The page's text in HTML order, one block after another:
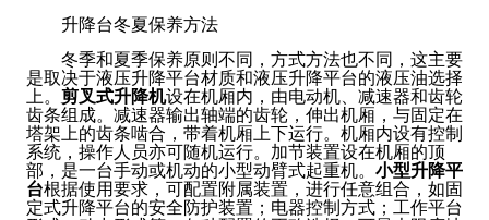
升降台冬夏保养方法
冬季和夏季保养原则不同，方式方法也不同，这主要
是取决于液压升降平台材质和液压升降平台的液压油选择
上。 剪叉式升降机设在机厢内，由电动机、减速器和齿轮
齿条组成。减速器输出轴端的齿轮，伸出机厢，与固定在
塔架上的齿条啮合，带着机厢上下运行。机厢内设有控制
系统，操作人员亦可随机运行。加节装置设在机厢的顶
部，是一台手动或机动的小型动臂式起重机。 小型升降平
台根据使用要求，可配置附属装置，进行任意组合，如固
定式升降平台的安全防护装置；电器控制方式；工作平台